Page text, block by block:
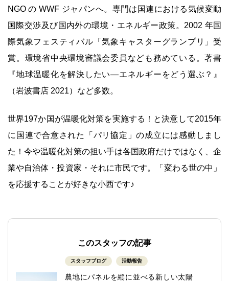
NGO の WWF ジャパンへ。専門は国連における気候変動
国際交渉及び国内外の環境・エネルギー政策。2002 年国
際気象フェスティバル「気象キャスターグランプリ」受
賞。環境省中央環境審議会委員なども務めている。著書
『地球温暖化を解決したい―エネルギーをどう選ぶ？』
（岩波書店 2021）など多数。
世界197か国が温暖化対策を実施する！と決意して2015年
に国連で合意された「パリ協定」の成立には感動しまし
た！今や温暖化対策の担い手は各国政府だけではなく、企
業や自治体・投資家・それに市民です。「変わる世の中」
を応援することが好きな小西です♪
このスタッフの記事
スタッフブログ 活動報告
農地にパネルを縦に並べる新しい太陽